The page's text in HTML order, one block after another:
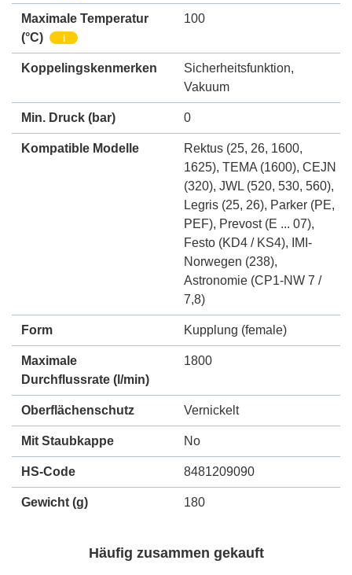
Maximale Temperatur
(°C)
i
100
Koppelingskenmerken Sicherheitsfunktion,
Vakuum
Min. Druck (bar) 0
Kompatible Modelle
Rektus (25, 26, 1600,
1625), TEMA (1600), CEJN
(320), JWL (520, 530, 560),
Legris (25, 26), Parker (PE,
PEF), Prevost (E ... 07),
Festo (KD4 / KS4),
IMI-
Norwegen (238),
Astronomie (CP1-NW 7 /
7,8)
Form Kupplung (female)
Maximale
Durchflussrate (l/min)
1800
Oberflächenschutz Vernickelt
Mit Staubkappe No
HS-Code 8481209090
Gewicht (g) 180
Häufig zusammen gekauft